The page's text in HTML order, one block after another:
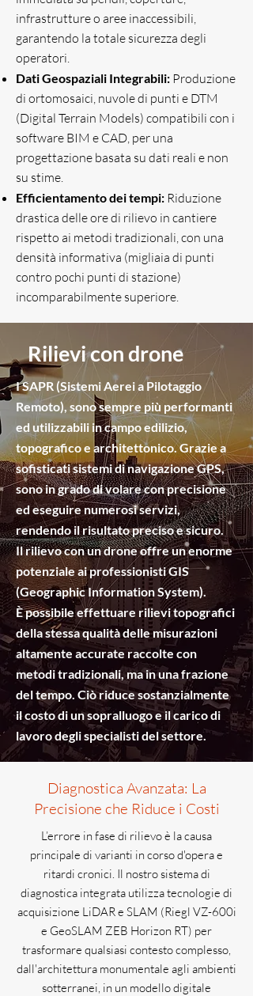
infrastrutture o aree inaccessibili,
garantendo la totale sicurezza degli
operatori.
Dati Geospaziali Integrabili: Produzione
di ortomosaici, nuvole di punti e DTM
(Digital Terrain Models) compatibili con i
software BIM e CAD, per una
progettazione basata su dati reali e non
su stime.
Efficientamento dei tempi: Riduzione
drastica delle ore di rilievo in cantiere
rispetto ai metodi tradizionali, con una
densità informativa (migliaia di punti
contro pochi punti di stazione)
incomparabilmente superiore.
Rilievi con drone
I SAPR (Sistemi Aerei a Pilotaggio
Remoto), sono sempre più performanti
ed utilizzabili in campo edilizio,
topografico e architettonico. Grazie a
sofisticati sistemi di navigazione GPS,
sono in grado di volare con precisione
ed eseguire numerosi servizi,
rendendo il risultato preciso e sicuro.
Il rilievo con un drone offre un enorme
potenziale ai professionisti GIS
(Geographic Information System).
È possibile effettuare rilievi topografici
della stessa qualità delle misurazioni
altamente accurate raccolte con
metodi tradizionali, ma in una frazione
del tempo. Ciò riduce sostanzialmente
il costo di un sopralluogo e il carico di
lavoro degli specialisti del settore.
Diagnostica Avanzata: La
Precisione che Riduce i Costi
L’errore in fase di rilievo è la causa
principale di varianti in corso d'opera e
ritardi cronici. Il nostro sistema di
diagnostica integrata utilizza tecnologie di
acquisizione LiDAR e SLAM (Riegl VZ-600i
e GeoSLAM ZEB Horizon RT) per
trasformare qualsiasi contesto complesso,
dall'architettura monumentale agli ambienti
sotterranei, in un modello digitale